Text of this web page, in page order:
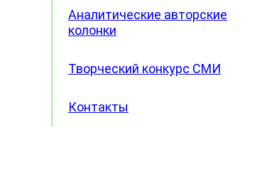
Аналитические авторские
колонки
Творческий конкурс СМИ
Контакты